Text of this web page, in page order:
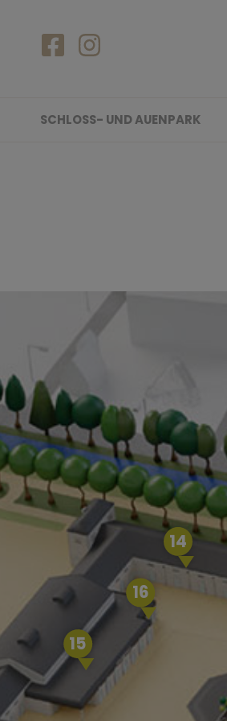
SCHLOSS- UND AUENPARK
14
15
16